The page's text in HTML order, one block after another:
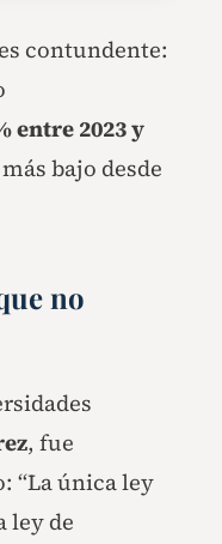
contundente:
entre 2023 y
bajo desde
no
, fue
“La única ley
ley de